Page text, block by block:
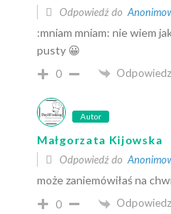
Odpowiedź do
:mniam mniam: nie wiem
pusty 😀
0 Odpowiedz
Autor
Małgorzata Kijowska
Odpowiedź do
może zaniemówiłaś na
0 Odpowiedz